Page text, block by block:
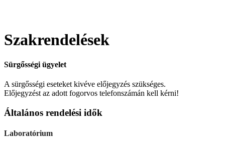
Szakrendelések
Sürgősségi ügyelet
A sürgősségi eseteket kivéve előjegyzés szükséges.
Előjegyzést az adott fogorvos telefonszámán kell kérni!
Általános rendelési idők
Laboratórium